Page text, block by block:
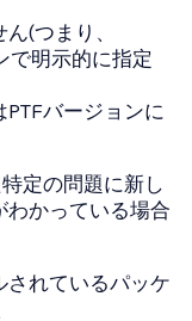
(つまり、
で明示的に指定
バージョンに
定の問題に新し
かっている場合
されているパッケ